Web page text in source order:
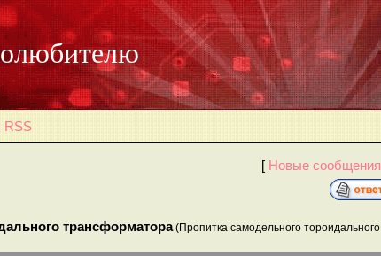
RSS
[ Новые сообщения
трансформатора (Пропитка самодельного тороидального